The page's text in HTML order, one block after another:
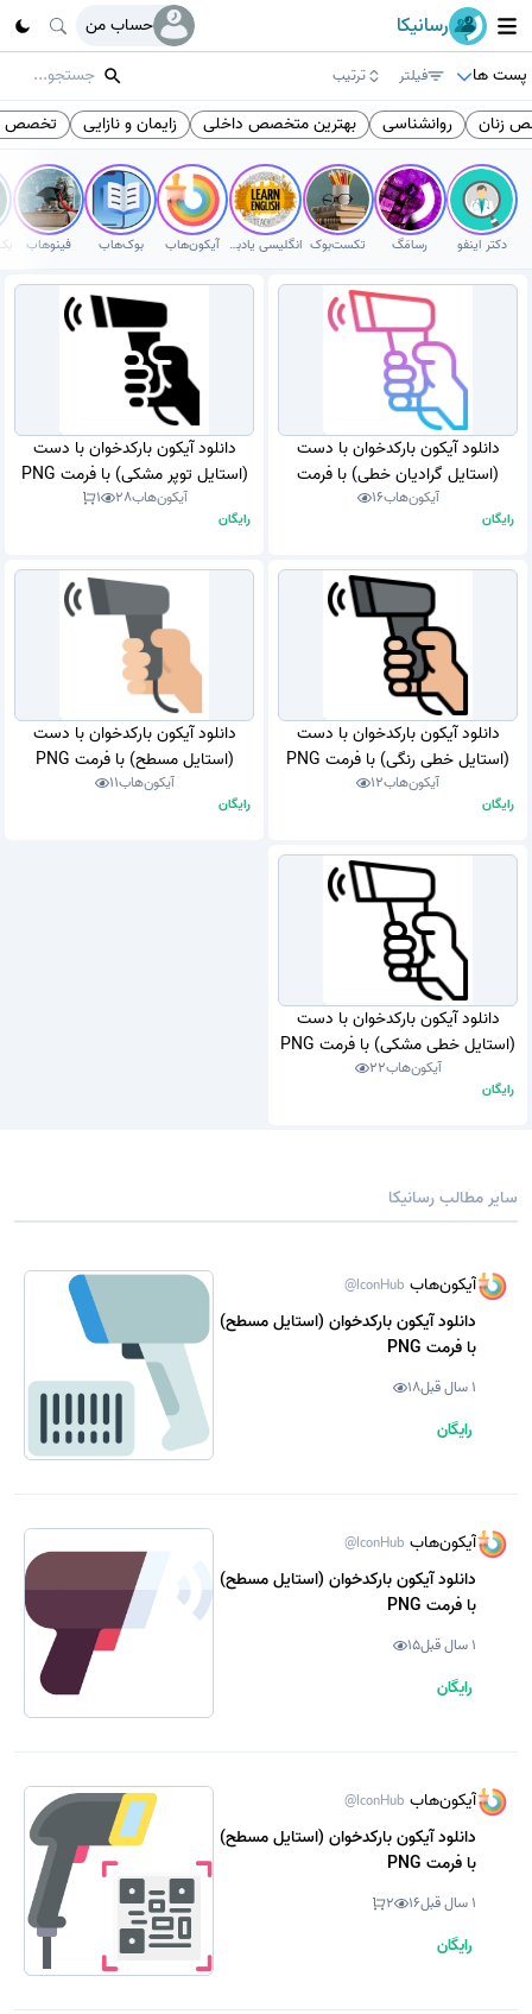
رسانیکا
حساب من
پست ها
فیلتر ترتیب
زنان روانشناسی بهترین متخصص داخلی زایمان و نازایی تخصص
دکتر اینفو رسامَگ تکست‌بوک انگلیسی یادبگیر آیکون‌هاب بوک‌هاب فینوهاب
دانلود آیکون بارکدخوان با دست
(استایل گرادیان خطی) با فرمت
PNG
آیکون‌هاب16
رایگان
دانلود آیکون بارکدخوان با دست
(استایل توپر مشکی) با فرمت PNG
آیکون‌هاب28
1
رایگان
دانلود آیکون بارکدخوان با دست
(استایل خطی رنگی) با فرمت PNG
آیکون‌هاب12
رایگان
دانلود آیکون بارکدخوان با دست
(استایل مسطح) با فرمت PNG
آیکون‌هاب11
رایگان
دانلود آیکون بارکدخوان با دست
(استایل خطی مشکی) با فرمت PNG
آیکون‌هاب22
رایگان
سایر مطالب رسانیکا
آیکون‌هاب @IconHub
دانلود آیکون بارکدخوان (استایل مسطح)
با فرمت PNG
1 سال قبل 18
رایگان
آیکون‌هاب @IconHub
دانلود آیکون بارکدخوان (استایل مسطح)
با فرمت PNG
1 سال قبل 15
رایگان
آیکون‌هاب @IconHub
دانلود آیکون بارکدخوان (استایل مسطح)
با فرمت PNG
1 سال قبل 16
2
رایگان